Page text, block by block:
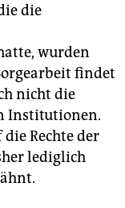
die
wurden
findet
nicht die
Institutionen.
Rechte der
lediglich